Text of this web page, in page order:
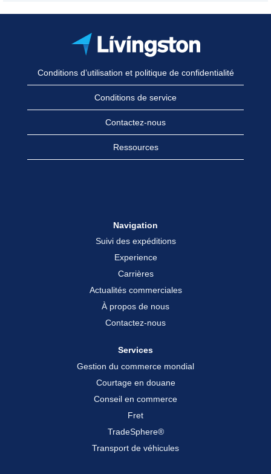
Conditions d’utilisation et politique de confidentialité
Conditions de service
Contactez-nous
Ressources
Navigation
Suivi des expéditions
Experience
Carrières
Actualités commerciales
À propos de nous
Contactez-nous
Services
Gestion du commerce mondial
Courtage en douane
Conseil en commerce
Fret
TradeSphere®
Transport de véhicules